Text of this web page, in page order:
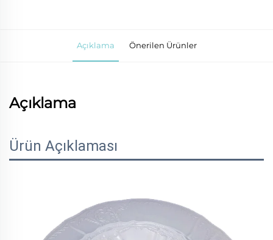
Açıklama Önerilen Ürünler
Açıklama
Ürün Açıklaması